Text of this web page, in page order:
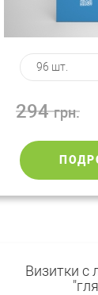
294грн.
Визитки c